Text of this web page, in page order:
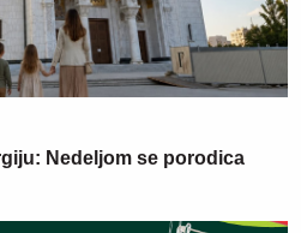
Nedeljom se porodica